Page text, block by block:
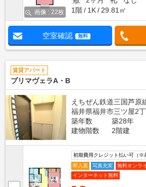
画像 : 22枚
1階
1K 29.81㎡
空室確認 無料
賃貸アパート
プリマヴェラA・B
えちぜん鉄道三国芦原
福井県福井市三ツ屋2丁
築年数
築28年
建物階数
2階建
初期費用クレジット払い可（※
即入居
写真充実
無料オンラ
インターネット無料